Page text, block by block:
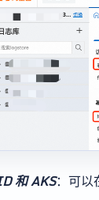
和 AKS：可以